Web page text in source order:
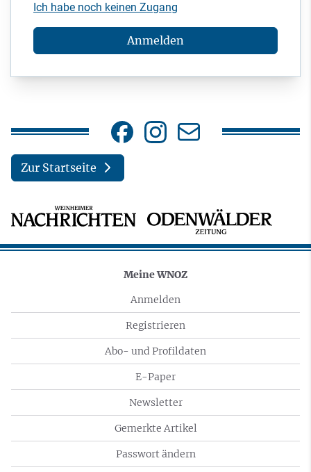
Ich habe noch keinen Zugang
Anmelden
Zur Startseite
Meine WNOZ
Anmelden
Registrieren
Abo- und Profildaten
E-Paper
Newsletter
Gemerkte Artikel
Passwort ändern